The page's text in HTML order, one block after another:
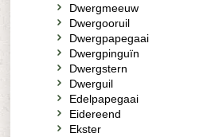
Dwergmeeuw
Dwergooruil
Dwergpapegaai
Dwergpinguïn
Dwergstern
Dwerguil
Edelpapegaai
Eidereend
Ekster